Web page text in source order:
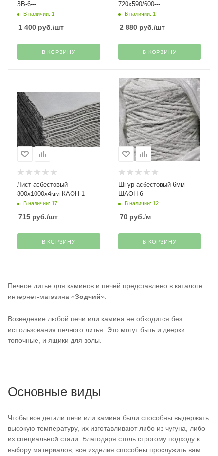
ЗВ-6---
В наличии: 1
1 400 руб./шт
В КОРЗИНУ
720х590/600---
В наличии: 1
2 880руб./шт
В КОРЗИНУ
Лист асбестовый
800х1000х4мм КАОН-1
В наличии: 17
715 руб./шт
В КОРЗИНУ
Шнур асбестовый 6мм
ШАОН-6
В наличии: 12
70руб./м
В КОРЗИНУ
Печное литье для каминов и печей представлено в каталоге
интернет-магазина «Зодчий».
Возведение любой печи или камина не обходится без
использования печного литья. Это могут быть и дверки
топочные, и ящики для золы.
Основные виды
Чтобы все детали печи или камина были способны выдержать
высокую температуру, их изготавливают либо из чугуна, либо
из специальной стали. Благодаря столь строгому подходу к
выбору материалов, все изделия способны прослужить вам